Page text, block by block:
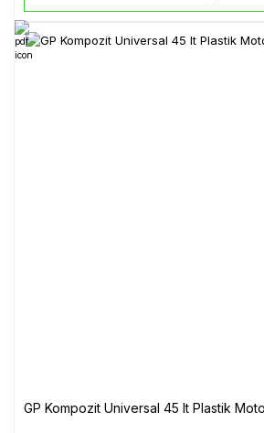
GP Kompozit Universal 45 lt Plastik